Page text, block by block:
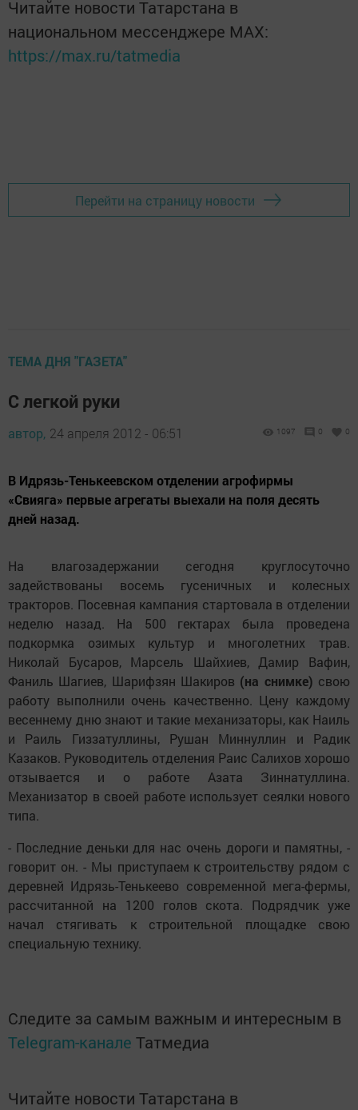
Читайте новости Татарстана в
национальном мессенджере MАХ:
https://max.ru/tatmedia
Перейти на страницу новости
ТЕМА ДНЯ "ГАЗЕТА"
С легкой руки
автор, 24 апреля 2012 - 06:51 1097 0 0
В Идрязь-Тенькеевском отделении агрофирмы
«Свияга» первые агрегаты выехали на поля десять
дней назад.
На влагозадержании сегодня круглосуточно
задействованы восемь гусеничных и колесных
тракторов. Посевная кампания стартовала в отделении
неделю назад. На 500 гектарах была проведена
подкормка озимых культур и многолетних трав.
Николай Бусаров, Марсель Шайхиев, Дамир Вафин,
Фаниль Шагиев, Шарифзян Шакиров (на снимке) свою
работу выполнили очень качественно. Цену каждому
весеннему дню знают и такие механизаторы, как Наиль
и Раиль Гиззатуллины, Рушан Миннуллин и Радик
Казаков. Руководитель отделения Раис Салихов хорошо
отзывается и о работе Азата Зиннатуллина.
Механизатор в своей работе использует сеялки нового
типа.
- Последние деньки для нас очень дороги и памятны, -
говорит он. - Мы приступаем к строительству рядом с
деревней Идрязь-Тенькеево современной мега-фермы,
рассчитанной на 1200 голов скота. Подрядчик уже
начал стягивать к строительной площадке свою
специальную технику.
Следите за самым важным и интересным в
Telegram-канале Татмедиа
Читайте новости Татарстана в